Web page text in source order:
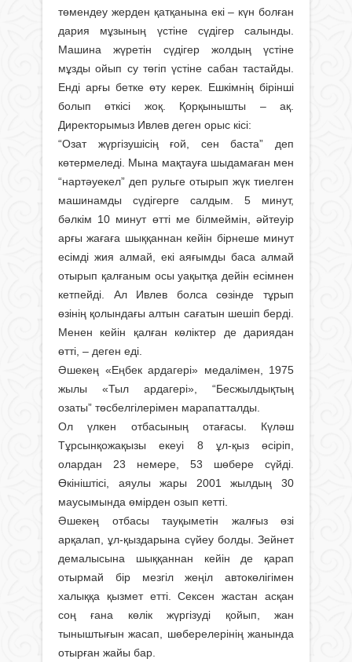
төмендеу жерден қатқанына екі – күн болған
дария мұзының үстіне сүдігер салынды.
Машина жүретін сүдігер жолдың үстіне
мұзды ойып су төгіп үстіне сабан тастайды.
Енді арғы бетке өту керек. Ешкімнің бірінші
болып өткісі жоқ. Қорқынышты – ақ.
Директорымыз Ивлев деген орыс кісі:
“Озат жүргізушісің ғой, сен баста” деп
көтермеледі. Мына мақтауға шыдамаған мен
“нартәуекел” деп рульге отырып жүк тиелген
машинамды сүдігерге салдым. 5 минут,
бәлкім 10 минут өтті ме білмеймін, әйтеуір
арғы жағаға шыққаннан кейін бірнеше минут
есімді жия алмай, екі аяғымды баса алмай
отырып қалғаным осы уақытқа дейін есімнен
кетпейді. Ал Ивлев болса сөзінде тұрып
өзінің қолындағы алтын сағатын шешіп берді.
Менен кейін қалған көліктер де дариядан
өтті, – деген еді.
Әшекең «Еңбек ардагері» медалімен, 1975
жылы «Тыл ардагері», “Бесжылдықтың
озаты” төсбелгілерімен марапатталды.
Ол үлкен отбасының отағасы. Күләш
Тұрсынқожақызы екеуі 8 ұл-қыз өсіріп,
олардан 23 немере, 53 шөбере сүйді.
Өкініштісі, аяулы жары 2001 жылдың 30
маусымында өмірден озып кетті.
Әшекең отбасы тауқыметін жалғыз өзі
арқалап, ұл-қыздарына сүйеу болды. Зейнет
демалысына шыққаннан кейін де қарап
отырмай бір мезгіл жеңіл автокөлігімен
халыққа қызмет етті. Сексен жастан асқан
соң ғана көлік жүргізуді қойып, жан
тыныштығын жасап, шөберелерінің жанында
отырған жайы бар.